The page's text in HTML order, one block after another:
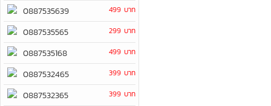
0887535639 499 บาท
0887535565 299 บาท
0887535168 499 บาท
0887532465 399 บาท
0887532365 399 บาท